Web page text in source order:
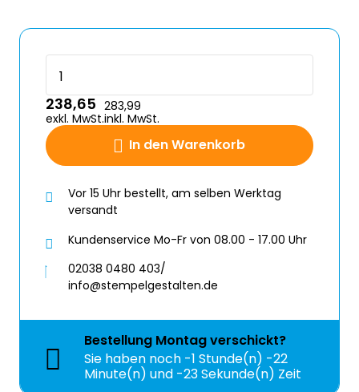
In den Warenkorb
238,65
exkl. MwSt.
283,99
inkl. MwSt.
Vor 15 Uhr bestellt, am selben Werktag
versandt
Kundenservice Mo-Fr von 08.00 - 17.00 Uhr
02038 0480 403/
info@stempelgestalten.de
Bestellung Montagverschickt?
Sie haben noch -1 Stunde(n) -22
Minute(n) und -24 Sekunde(n) Zeit